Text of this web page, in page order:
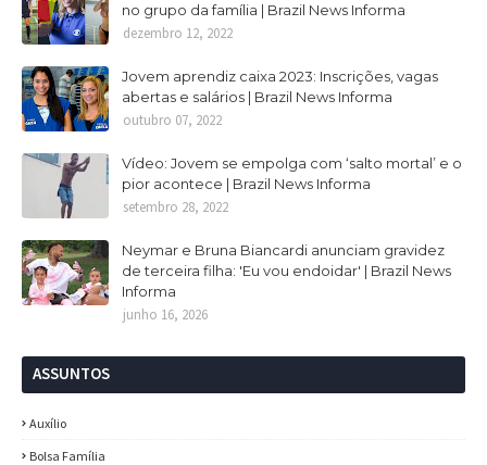
no grupo da família | Brazil News Informa
dezembro 12, 2022
Jovem aprendiz caixa 2023: Inscrições, vagas
abertas e salários | Brazil News Informa
outubro 07, 2022
Vídeo: Jovem se empolga com ‘salto mortal’ e o
pior acontece | Brazil News Informa
setembro 28, 2022
Neymar e Bruna Biancardi anunciam gravidez
de terceira filha: 'Eu vou endoidar' | Brazil News
Informa
junho 16, 2026
ASSUNTOS
Auxílio
Bolsa Família